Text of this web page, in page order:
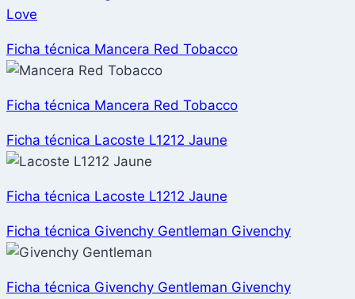
Love
Ficha técnica Mancera Red Tobacco
Ficha técnica Mancera Red Tobacco
Ficha técnica Lacoste L1212 Jaune
Ficha técnica Lacoste L1212 Jaune
Ficha técnica Givenchy Gentleman Givenchy
Ficha técnica Givenchy Gentleman Givenchy